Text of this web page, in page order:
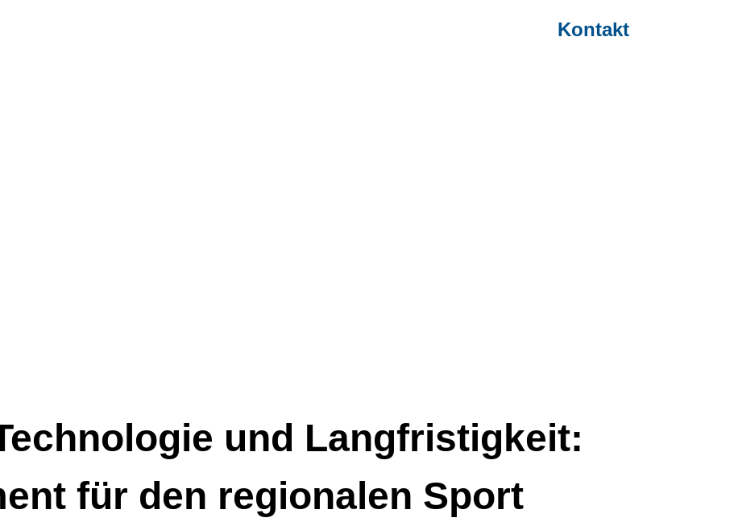
Kontakt
und Langfristigkeit:
für den regionalen Sport